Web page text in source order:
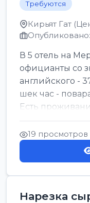
Требуются
Кирьят Гат
В 5 отель на
официанты со
английского -
шек час -
Есть
шек в...
19 просмотров
Нарезка